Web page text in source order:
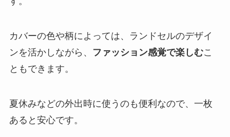
カバーの色や柄によっては、ランドセルのデザイ
ンを活かしながら、
ファッション感覚で楽しむこ
ともできます。
夏休みなどの外出時に使うのも便利なので、一枚
あると安心です。